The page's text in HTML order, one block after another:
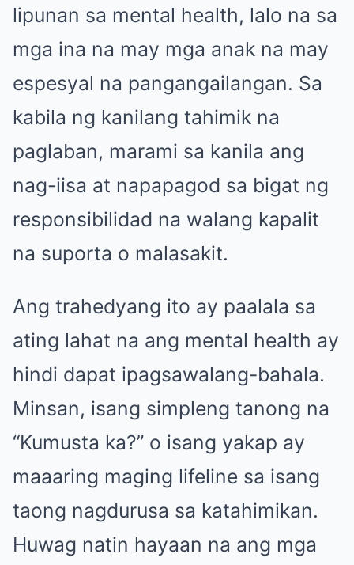
lipunan sa mental health, lalo na sa
mga ina na may mga anak na may
espesyal na pangangailangan. Sa
kabila ng kanilang tahimik na
paglaban, marami sa kanila ang
nag-iisa at napapagod sa bigat ng
responsibilidad na walang kapalit
na suporta o malasakit.
Ang trahedyang ito ay paalala sa
ating lahat na ang mental health ay
hindi dapat ipagsawalang-bahala.
Minsan, isang simpleng tanong na
“Kumusta ka?” o isang yakap ay
maaaring maging lifeline sa isang
taong nagdurusa sa katahimikan.
Huwag natin hayaan na ang mga